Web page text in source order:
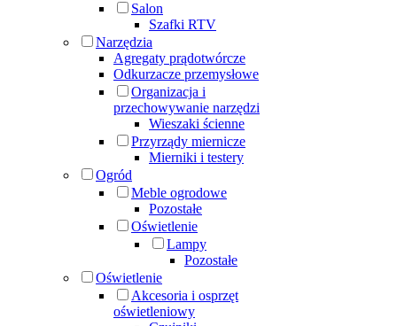
Salon
Szafki RTV
Narzędzia
Agregaty prądotwórcze
Odkurzacze przemysłowe
Organizacja i
przechowywanie narzędzi
Wieszaki ścienne
Przyrządy miernicze
Mierniki i testery
Ogród
Meble ogrodowe
Pozostałe
Oświetlenie
Lampy
Pozostałe
Oświetlenie
Akcesoria i osprzęt
oświetleniowy